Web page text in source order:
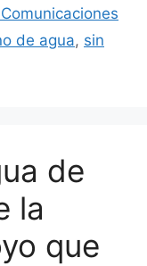
de agua, sin
de
la
que